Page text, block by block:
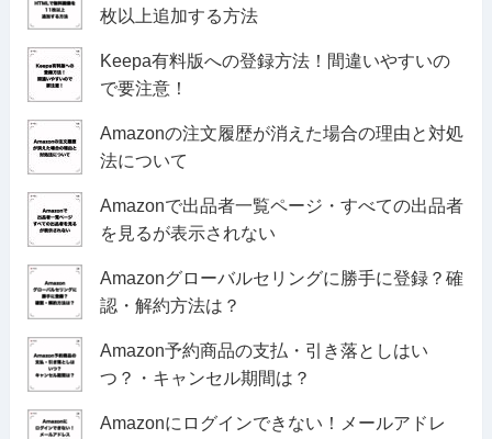
枚以上追加する方法
Keepa有料版への登録方法！間違いやすいの
で要注意！
Amazonの注文履歴が消えた場合の理由と対処
法について
Amazonで出品者一覧ページ・すべての出品者
を見るが表示されない
Amazonグローバルセリングに勝手に登録？確
認・解約方法は？
Amazon予約商品の支払・引き落としはい
つ？・キャンセル期間は？
Amazonにログインできない！メールアドレ